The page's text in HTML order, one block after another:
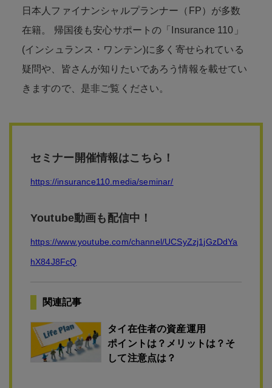
日本人ファイナンシャルプランナー（FP）が多数
在籍。 帰国後も安心サポートの「Insurance 110」
(インシュランス・ワンテン)に多く寄せられている
疑問や、皆さんが知りたいであろう情報を載せてい
きますので、是非ご覧ください。
セミナー開催情報はこちら！
https://insurance110.media/seminar/
Youtube動画も配信中！
https://www.youtube.com/channel/UCSyZzj1jGzDdYa
hX84J8FcQ
関連記事
タイ在住者の資産運用
ポイントは？メリットは？そ
して注意点は？